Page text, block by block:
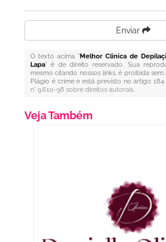
Enviar
O texto acima "Melhor Clinica de
Lapa" é de direito reservado. Sua
mesmo citando nossos links, é proibida
Plágio é crime e está previsto no artigo
n° 9.610-98 sobre direitos autorais.
Veja Também